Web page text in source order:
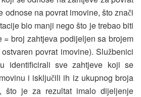
odnose na povrat imovine, što znači
bio manji nego što je trebao biti
= broj zahtjeva podijeljen sa brojem
povrat imovine). Službenici
identificirali sve zahtjeve koji se
i isključili ih iz ukupnog broja
što je za rezultat imalo dijeljenje